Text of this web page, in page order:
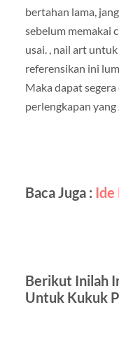
bertahan lama,
sebelum memakai
usai. , nail art
referensikan ini
Maka dapat
perlengkapan
Baca Juga : Ide
Berikut Inilah
Untuk Kukuk